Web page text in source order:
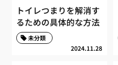
トイレつまりを解消す
るための具体的な方法
2024.11.28
未分類